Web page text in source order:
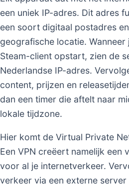
een uniek IP-adres. Dit adres
een soort digitaal postadres
geografische locatie.
Steam-client opstart, zien de
Nederlandse IP-adres.
content, prijzen en
dan een timer die aftelt naar
lokale tijdzone.
Hier komt de Virtual Private
Een VPN creëert namelijk een
voor al je internetverkeer.
verkeer via een externe